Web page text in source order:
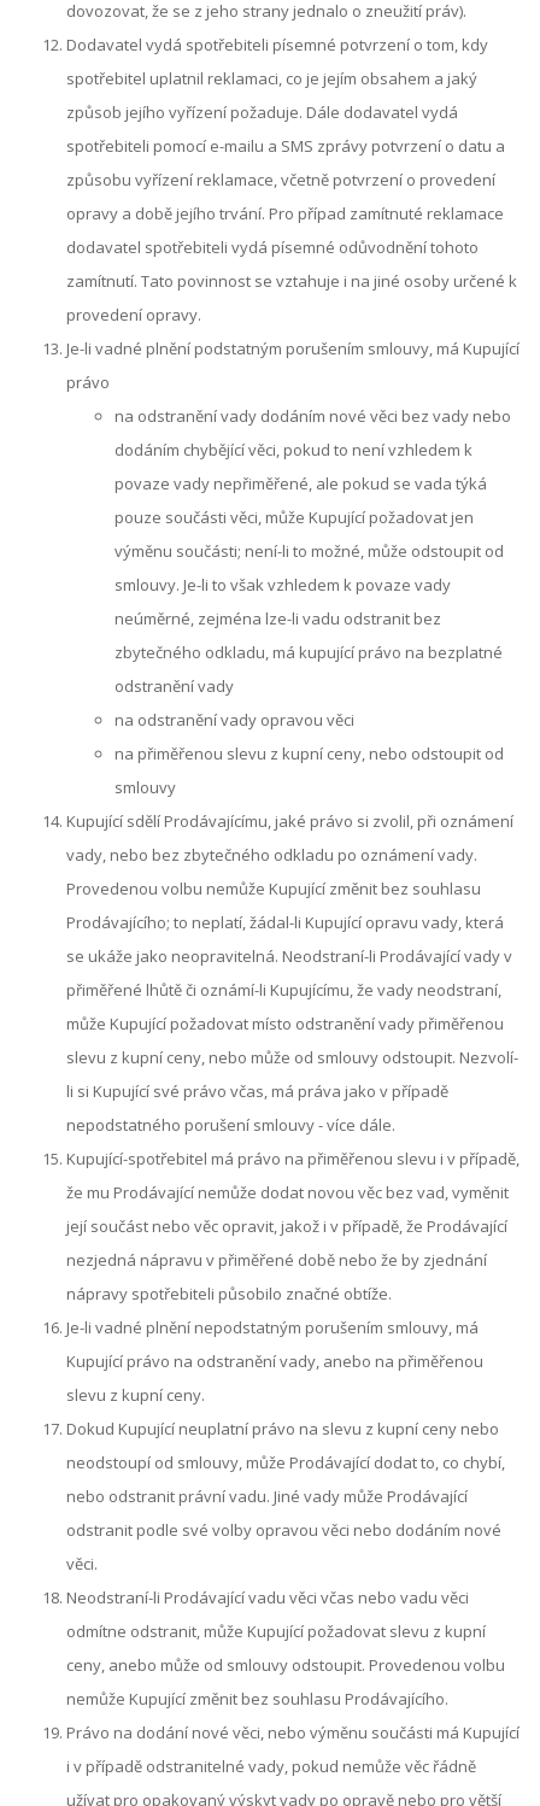
dovozovat, že se z jeho strany jednalo o zneužití práv).
Dodavatel vydá spotřebiteli písemné potvrzení o tom, kdy
spotřebitel uplatnil reklamaci, co je jejím obsahem a jaký
způsob jejího vyřízení požaduje. Dále dodavatel vydá
spotřebiteli pomocí e-mailu a SMS zprávy potvrzení o datu a
způsobu vyřízení reklamace, včetně potvrzení o provedení
opravy a době jejího trvání. Pro případ zamítnuté reklamace
dodavatel spotřebiteli vydá písemné odůvodnění tohoto
zamítnutí. Tato povinnost se vztahuje i na jiné osoby určené k
provedení opravy.
Je-li vadné plnění podstatným porušením smlouvy, má Kupující
právo
na odstranění vady dodáním nové věci bez vady nebo
dodáním chybějící věci, pokud to není vzhledem k
povaze vady nepřiměřené, ale pokud se vada týká
pouze součásti věci, může Kupující požadovat jen
výměnu součásti; není-li to možné, může odstoupit od
smlouvy. Je-li to však vzhledem k povaze vady
neúměrné, zejména lze-li vadu odstranit bez
zbytečného odkladu, má kupující právo na bezplatné
odstranění vady
na odstranění vady opravou věci
na přiměřenou slevu z kupní ceny, nebo odstoupit od
smlouvy
Kupující sdělí Prodávajícímu, jaké právo si zvolil, při oznámení
vady, nebo bez zbytečného odkladu po oznámení vady.
Provedenou volbu nemůže Kupující změnit bez souhlasu
Prodávajícího; to neplatí, žádal-li Kupující opravu vady, která
se ukáže jako neopravitelná. Neodstraní-li Prodávající vady v
přiměřené lhůtě či oznámí-li Kupujícímu, že vady neodstraní,
může Kupující požadovat místo odstranění vady přiměřenou
slevu z kupní ceny, nebo může od smlouvy odstoupit. Nezvolí-
li si Kupující své právo včas, má práva jako v případě
nepodstatného porušení smlouvy - více dále.
Kupující-spotřebitel má právo na přiměřenou slevu i v případě,
že mu Prodávající nemůže dodat novou věc bez vad, vyměnit
její součást nebo věc opravit, jakož i v případě, že Prodávající
nezjedná nápravu v přiměřené době nebo že by zjednání
nápravy spotřebiteli působilo značné obtíže.
Je-li vadné plnění nepodstatným porušením smlouvy, má
Kupující právo na odstranění vady, anebo na přiměřenou
slevu z kupní ceny.
Dokud Kupující neuplatní právo na slevu z kupní ceny nebo
neodstoupí od smlouvy, může Prodávající dodat to, co chybí,
nebo odstranit právní vadu. Jiné vady může Prodávající
odstranit podle své volby opravou věci nebo dodáním nové
věci.
Neodstraní-li Prodávající vadu věci včas nebo vadu věci
odmítne odstranit, může Kupující požadovat slevu z kupní
ceny, anebo může od smlouvy odstoupit. Provedenou volbu
nemůže Kupující změnit bez souhlasu Prodávajícího.
Právo na dodání nové věci, nebo výměnu součásti má Kupující
i v případě odstranitelné vady, pokud nemůže věc řádně
užívat pro opakovaný výskyt vady po opravě nebo pro větší